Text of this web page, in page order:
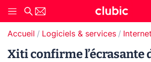
Accueil Logiciels & services
Xiti confirme